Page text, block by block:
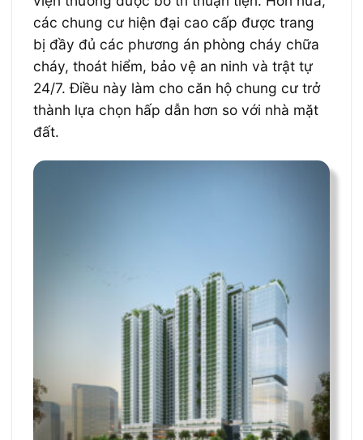
các chung cư hiện đại cao cấp được trang
bị đầy đủ các phương án phòng cháy chữa
cháy, thoát hiểm, bảo vệ an ninh và trật tự
24/7. Điều này làm cho căn hộ chung cư trở
thành lựa chọn hấp dẫn hơn so với nhà mặt
đất.